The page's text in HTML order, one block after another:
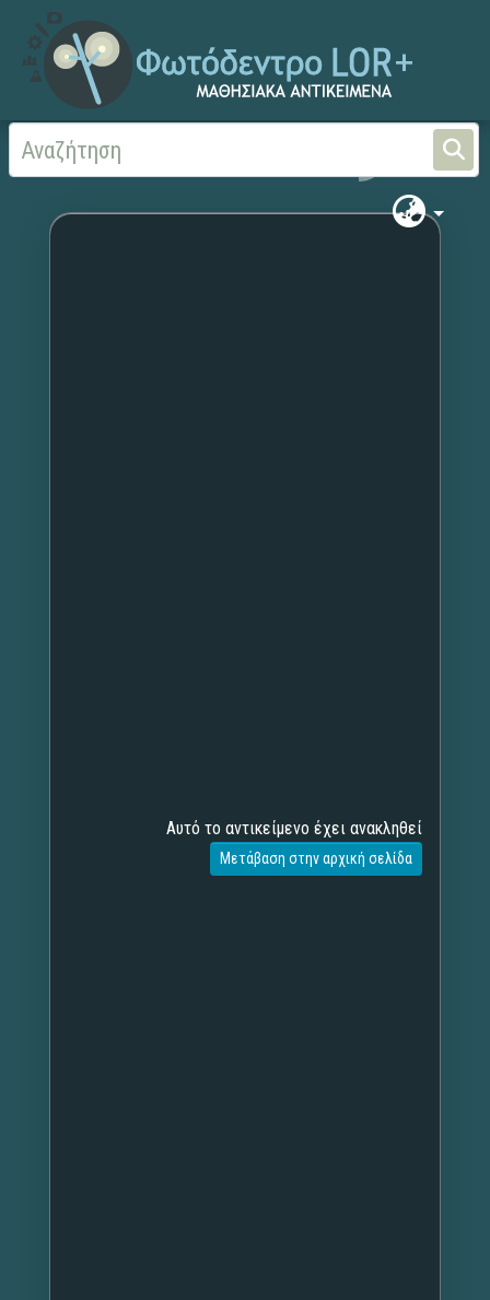
Αρχική Χωρίς τίτλο
Αυτό το αντικείμενο έχει ανακληθεί
Μετάβαση στην αρχική σελίδα